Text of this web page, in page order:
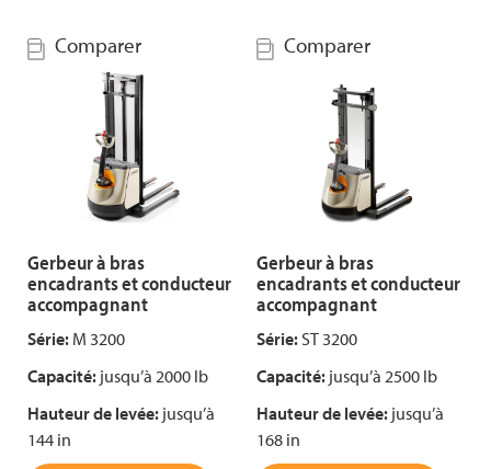
Comparer
Gerbeur à bras
encadrants et conducteur
accompagnant
Série: M 3200
Capacité: jusqu’à 2000 lb
Hauteur de levée: jusqu’à
144 in
Comparer
Gerbeur à bras
encadrants et conducteur
accompagnant
Série:ST 3200
Capacité: jusqu’à 2500 lb
Hauteur de levée: jusqu’à
168 in